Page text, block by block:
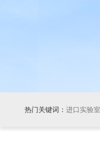
热门关键词： 进口实验